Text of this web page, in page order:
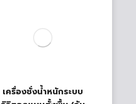
เครื่องชั่งน้ำหนักระบบ